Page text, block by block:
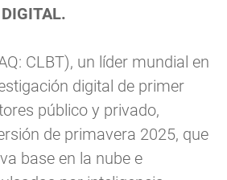
CLBT), un líder mundial en
digital de primer
público y privado,
de primavera 2025, que
base en la nube e